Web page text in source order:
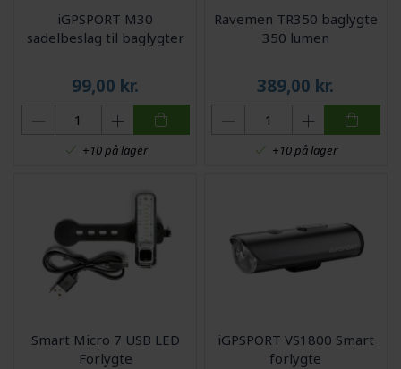
iGPSPORT M30
sadelbeslag til baglygter
99,00 kr.
+10 på lager
Ravemen TR350 baglygte
350 lumen
389,00 kr.
+10 på lager
Smart Micro 7 USB LED
Forlygte
iGPSPORT VS1800 Smart
forlygte